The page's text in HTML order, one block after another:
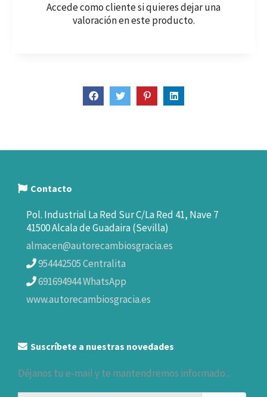
Accede como clientesi quieres dejar una
valoración en este producto.
Contacto
Pol. Industrial La Red Sur C/La Red 41, Nave 7
41500 Alcala de Guadaira (Sevilla)
almacen@autorecambiosgracia.es
954442505 Centralita
691694944 WhatsApp
www.autorecambiosgracia.es
Suscríbete a nuestras novedades
Déjanos tu e-mail y te mantendremos informado...